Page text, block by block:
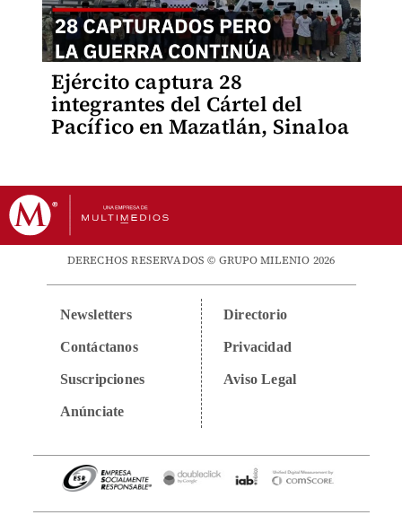
Ejército captura 28
integrantes del Cártel del
Pacífico en Mazatlán, Sinaloa
DERECHOS RESERVADOS © GRUPO MILENIO 2026
Newsletters
Contáctanos
Suscripciones
Anúnciate
Directorio
Privacidad
Aviso Legal